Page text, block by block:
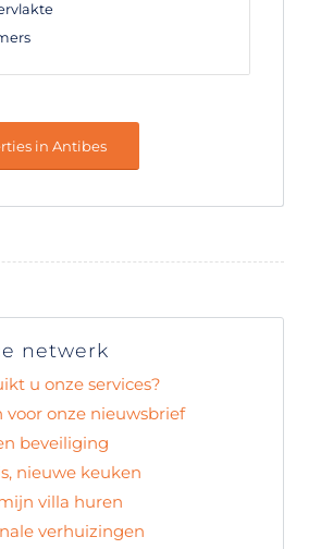
in Antibes
netwerk
u onze services?
voor onze nieuwsbrief
beveiliging
nieuwe keuken
villa huren
verhuizingen